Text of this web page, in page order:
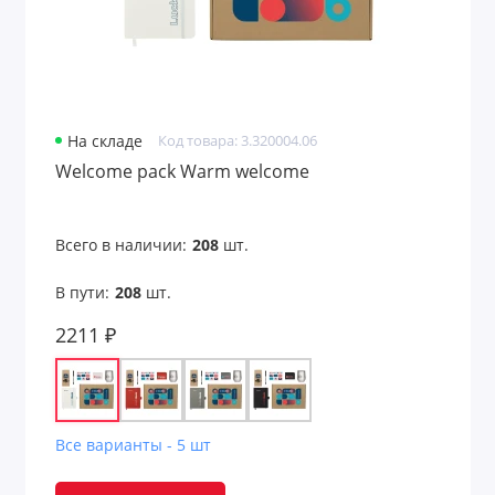
Средства для ухода
Сувениры к 8 марта
Товары для лета
Товары для сауны
Товары из бамбука
На складе Код товара: 3.320004.06
Welcome pack Warm welcome
Всего в наличии: 208шт.
В пути: 208шт.
2211 ₽
Все варианты - 5 шт